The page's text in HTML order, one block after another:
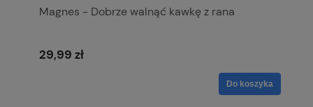
Magnes - Dobrze walnąć kawkę z rana
29,99 zł
Do koszyka